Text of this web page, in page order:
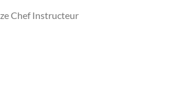
Chef Instructeur